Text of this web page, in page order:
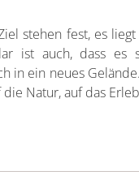
stehen fest, es
ist auch, dass
ein neues
Natur, auf das